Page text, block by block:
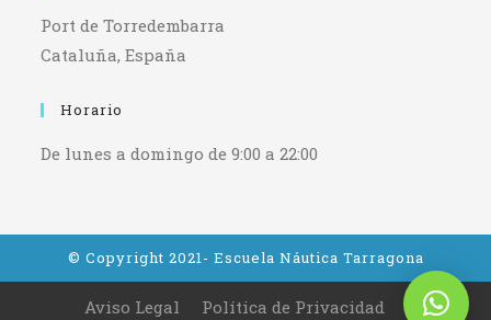
Port de Torredembarra
Cataluña, España
Horario
De lunes a domingo de 9:00 a 22:00
© Copyright 2021- Escuela Náutica Tarragona
Aviso Legal Política de Privacidad